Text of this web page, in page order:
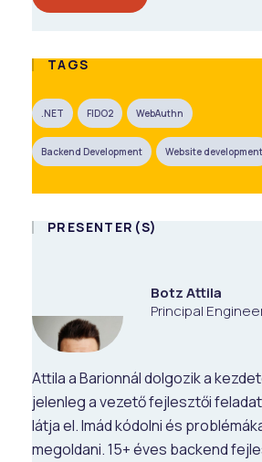
TAGS
.NET FIDO2 WebAuthn
Backend Development Website development
PRESENTER(S)
Botz Attila
Principal
Attila a Barionnál dolgozik a
jelenleg a vezető fejlesztői
látja el. Imád kódolni és
megoldani. 15+ éves backend